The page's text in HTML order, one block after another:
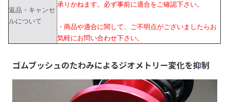
返品・キャンセ
ルについて
承りかねます。必ず事前に適合をご確認下さい。
・商品や適合に関して、ご不明点がございましたらお
気軽にお問い合わせ下さい。